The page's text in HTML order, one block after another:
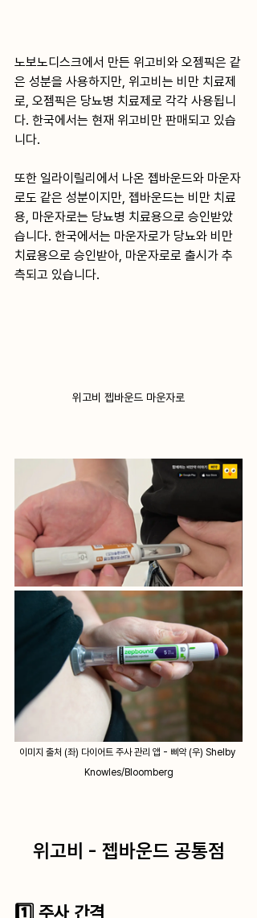
노보노디스크에서 만든 위고비와 오젬픽은 같
은 성분을 사용하지만, 위고비는 비만 치료제
로, 오젬픽은 당뇨병 치료제로 각각 사용됩니
다. 한국에서는 현재 위고비만 판매되고 있습
니다.
또한 일라이릴리에서 나온 젭바운드와 마운자
로도 같은 성분이지만, 젭바운드는 비만 치료
용, 마운자로는 당뇨병 치료용으로 승인받았
습니다. 한국에서는 마운자로가 당뇨와 비만
치료용으로 승인받아, 마운자로로 출시가 추
측되고 있습니다.
위고비 젭바운드 마운자로
﻿이미지 출처 (좌) 다이어트 주사 관리 앱 - 삐약 (우) Shelby
Knowles/Bloomberg
위고비 - 젭바운드 공통점
1️⃣ 주사 간격